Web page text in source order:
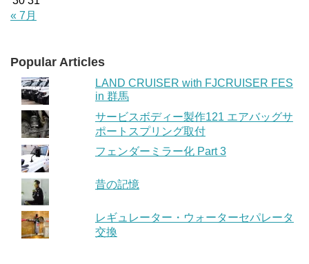
« 7月
Popular Articles
LAND CRUISER with FJCRUISER FES
in 群馬
サービスボディー製作121 エアバッグサ
ポートスプリング取付
フェンダーミラー化 Part 3
昔の記憶
レギュレーター・ウォーターセパレータ
交換